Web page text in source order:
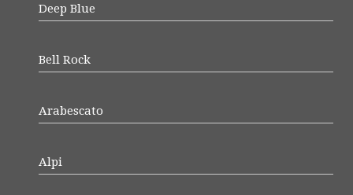
Deep Blue
Bell Rock
Arabescato
Alpi